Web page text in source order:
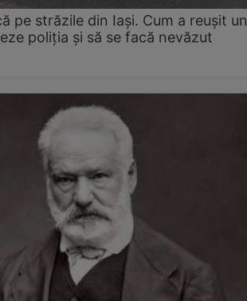
pe străzile din Iași. Cum a reușit un
poliția și să se facă nevăzut